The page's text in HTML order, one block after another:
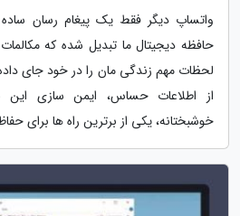
واتساپ دیگر فقط یک پیغام رسان
حافظه دیجیتال ما تبدیل شده که
لحظات مهم زندگی مان را در خود جای
از اطلاعات حساس، ایمن سازی
خوشبختانه، یکی از برترین راه ها برای